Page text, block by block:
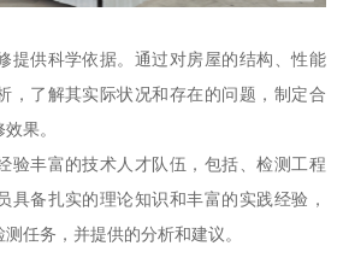
提供科学依据。通过对房屋的结构、性能
，了解其实际状况和存在的问题，制定合
果。
验丰富的技术人才队伍，包括、检测工程
具备扎实的理论知识和丰富的实践经验，
任务，并提供的分析和建议。